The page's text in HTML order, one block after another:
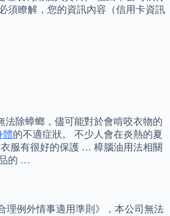
須瞭解，您的資訊內容（信用卡資訊
除蟑螂，儘可能對於會啃咬衣物的
體的不適症狀。 不少人會在炎熱的夏
服有很好的保護 … 樟腦油用法相關
的 …
理例外情事適用準則》，本公司無法